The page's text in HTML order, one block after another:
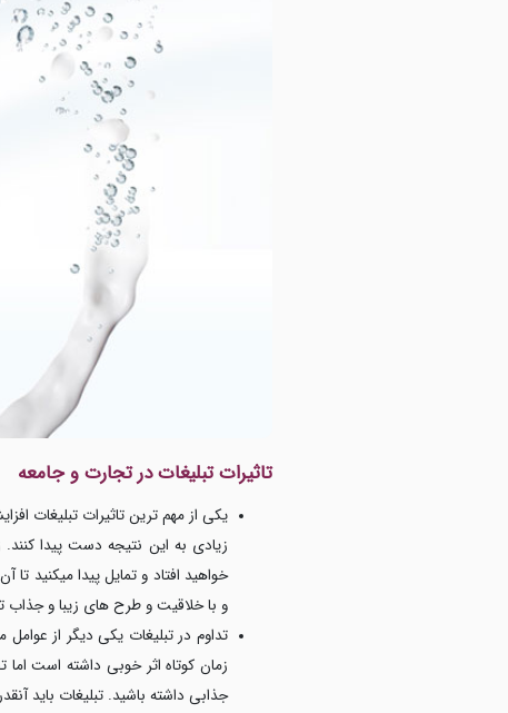
تاثیرات تبلیغات در تجارت و جامعه
یکی از مهم ترین تاثیرات تبلیغات
زیادی به این نتیجه دست پیدا
خواهید افتاد و تمایل پیدا میکنید
و با خلاقیت و طرح های زیبا و
تداوم در تبلیغات یکی دیگر از
زمان کوتاه اثر خوبی داشته است اما
جذابی داشته باشید. تبلیغات باید